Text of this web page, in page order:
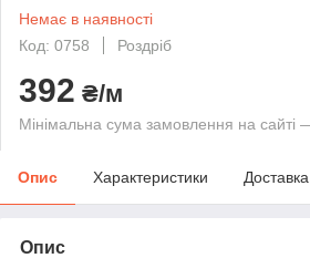
Немає в наявності
Код: 0758
Роздріб
392 ₴/м
Мінімальна сума замовлення на сайті
Опис Характеристики Доставка
Опис